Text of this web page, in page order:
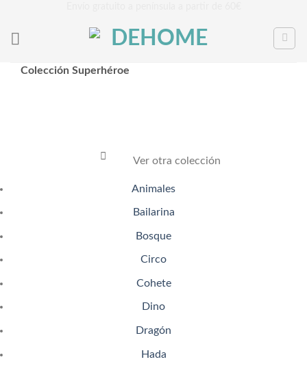
contenido
Colección Superhéroe
Ver otra colección
Animales
Bailarina
Bosque
Circo
Cohete
Dino
Dragón
Hada